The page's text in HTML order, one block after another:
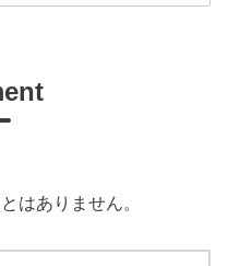
はありません。